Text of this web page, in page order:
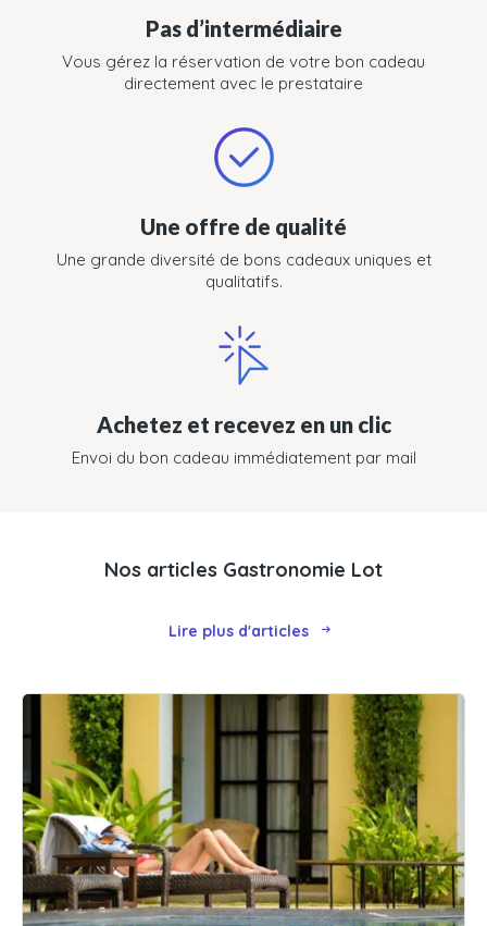
Pas d’intermédiaire
Vous gérez la réservation de votre bon cadeau
directement avec le prestataire
Une offre de qualité
Une grande diversité de bons cadeaux uniques et
qualitatifs.
Achetez et recevez en un clic
Envoi du bon cadeau immédiatement par mail
Nos articles Gastronomie Lot
Lire plus d'articles